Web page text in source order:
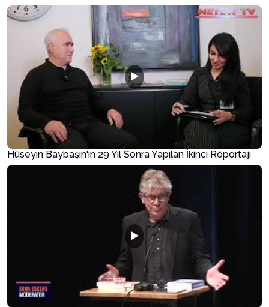
▶
Hüseyin Baybaşin'in 29 Yıl Sonra Yapılan İkinci Röportajı
▶